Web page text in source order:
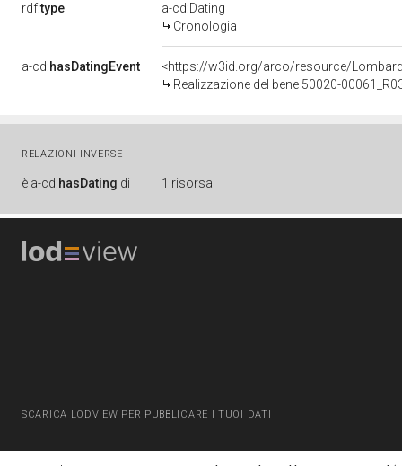
rdf:type
a-cd:Dating
Cronologia
a-cd:hasDatingEvent
<https://w3id.org/arco/resource/
Realizzazione del bene 50020-
RELAZIONI INVERSE
è a-cd:hasDating di 1 risorsa
SCARICA LODVIEW PER PUBBLICARE I TUOI DATI